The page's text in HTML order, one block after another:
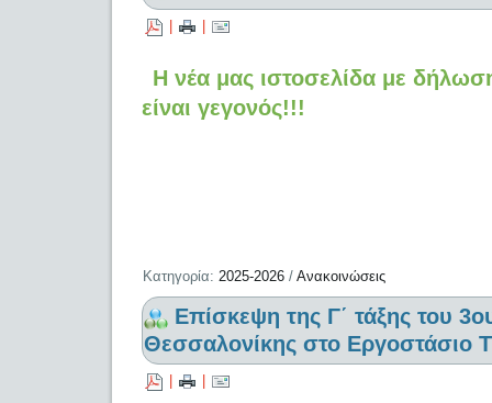
Η νέα μας ιστοσελίδα με
είναι γεγονός!!!
Κατηγορία: 2025-2026 /Ανακοινώσεις
Επίσκεψη της Γ΄ τάξης του
Θεσσαλονίκης στο Εργοστάσιο